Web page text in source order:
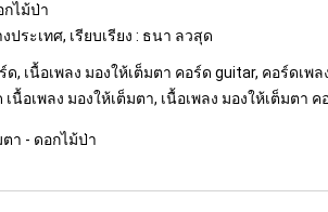
กไม้ป่า
ระเทศ, เรียบเรียง : ธนา ลวสุด
ด, เนื้อเพลง มองให้เต็มตา คอร์ด guitar, คอร์ดเพ
นื้อเพลง มองให้เต็มตา, เนื้อเพลง มองให้เต็มตา
า - ดอกไม้ป่า